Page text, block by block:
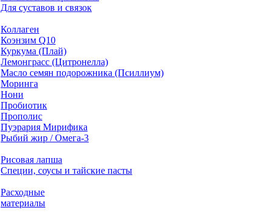
Для суставов и связок
Коллаген
Коэнзим Q10
Куркума (Плай)
Лемонграсс (Цитронелла)
Масло семян подорожника (Псиллиум)
Моринга
Нони
Пробиотик
Прополис
Пуэрария Мирифика
Рыбий жир / Омега-3
Рисовая лапша
Специи, соусы и тайские пасты
Расходные
материалы